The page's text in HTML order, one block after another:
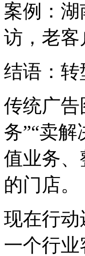
案例：湖
访，老客
结语：
传统广告
务”“卖
值业务
的门店。
现在行
一个行